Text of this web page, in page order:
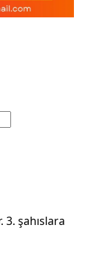
şahıslara